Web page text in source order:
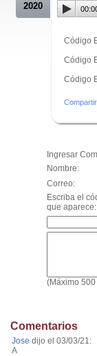
2020
Código
Código
Código
Ingresar
Nombre:
Correo:
Escriba el
que aparece:
(Máximo
Comentarios
Jose dijo el 03/03/21:
A